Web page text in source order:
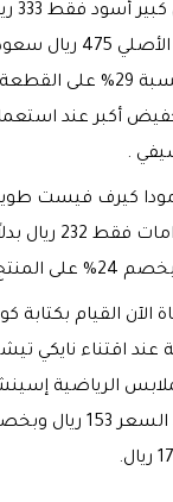
حيث بلغ سعره
المتجر خصم بنسبة 29%
أكبر عند
.
كيرف فيست
المنتج.
الآن القيام بكتابة
اقتناء نايكي
الرياضية